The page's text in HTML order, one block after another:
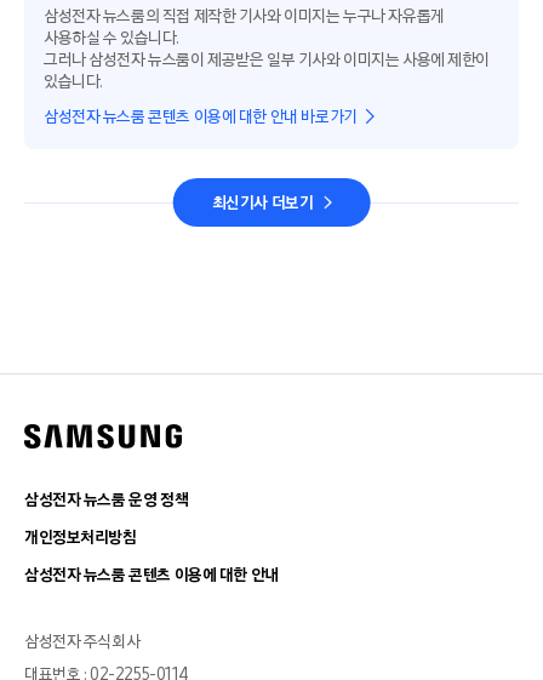
삼성전자 뉴스룸의 직접 제작한 기사와 이미지는 누구나 자유롭게
사용하실 수 있습니다.
그러나 삼성전자 뉴스룸이 제공받은 일부 기사와 이미지는 사용에 제한이
있습니다.
삼성전자 뉴스룸 콘텐츠 이용에 대한 안내 바로가기
최신기사 더보기
삼성전자 뉴스룸 운영 정책
개인정보처리방침
삼성전자 뉴스룸 콘텐츠 이용에 대한 안내
삼성전자 주식회사
대표번호 : 02-2255-0114